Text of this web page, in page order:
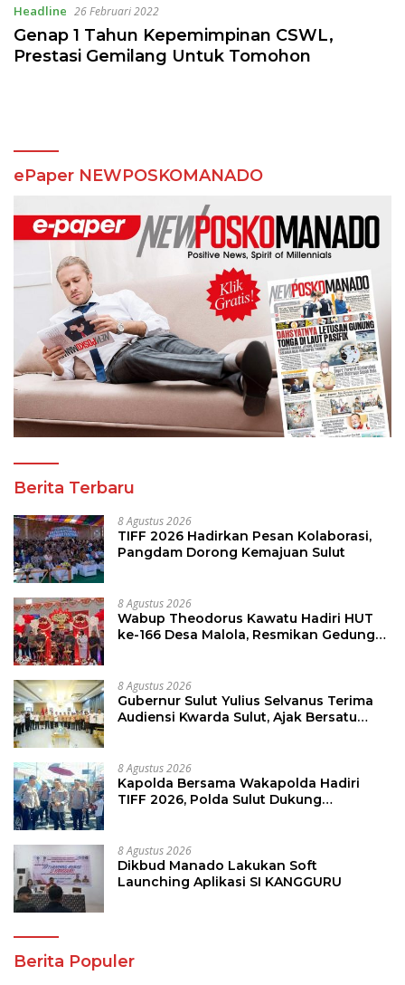
Headline 26 Februari 2022
Genap 1 Tahun Kepemimpinan CSWL,
Prestasi Gemilang Untuk Tomohon
ePaper NEWPOSKOMANADO
Berita Terbaru
8 Agustus 2026
TIFF 2026 Hadirkan Pesan Kolaborasi,
Pangdam Dorong Kemajuan Sulut
8 Agustus 2026
Wabup Theodorus Kawatu Hadiri HUT
ke-166 Desa Malola, Resmikan Gedung
8 Agustus 2026
Gubernur Sulut Yulius Selvanus Terima
Audiensi Kwarda Sulut, Ajak Bersatu
8 Agustus 2026
Kapolda Bersama Wakapolda Hadiri
TIFF 2026, Polda Sulut Dukung
8 Agustus 2026
Dikbud Manado Lakukan Soft
Launching Aplikasi SI KANGGURU
Berita Populer